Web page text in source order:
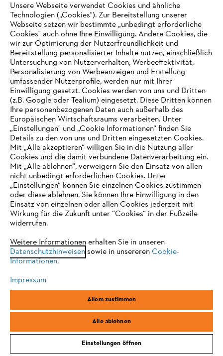
Zahlungsmöglichkeiten
Unternehmen
Online Shop
Service
Allgemeine Geschäftsbedingungen
Impressum Cookies Rechtliche Informationen
STIHL Vertriebszentrale AG & Co. KG, D-64807 Dieburg
IHR BROWSER WIRD NICHT
UNTERSTÜTZT
eine optimale Nutzung unserer Seite empfehlen wir Ihnen, zu
einem der folgenden Browser zu wechseln:
Firefox Chrome
Unsere Webseite verwendet Cookies und ähnliche
Technologien („Cookies“). Zur Bereitstellung unserer
Webseite setzen wir bestimmte „unbedingt erforderliche
Cookies" auch ohne Ihre Einwilligung. Andere Cookies, die
wir zur Optimierung der Nutzerfreundlichkeit und
Bereitstellung personalisierter Inhalte nutzen, einschließlich
Untersuchung von Nutzerverhalten, Werbeeffektivität,
Personalisierung von Werbeanzeigen und Erstellung
umfassender Nutzerprofile, werden nur mit Ihrer
Einwilligung gesetzt. Cookies werden von uns und Dritten
(z.B. Google oder Tealium) eingesetzt. Diese Dritten können
Ihre personenbezogenen Daten auch außerhalb des
Europäischen Wirtschaftsraums verarbeiten. Unter
„Einstellungen" und „Cookie Informationen“ finden Sie
Details zu den von uns und Dritten eingesetzten Cookies.
Mit „Alle akzeptieren“ willigen Sie in die Nutzung aller
Cookies und die damit verbundene Datenverarbeitung ein.
Mit „Alle ablehnen“, verweigern Sie den Einsatz von allen
nicht unbedingt erforderlichen Cookies. Unter
„Einstellungen“ können Sie einzelnen Cookies zustimmen
oder diese ablehnen. Sie können Ihre Einwilligung in den
Einsatz von einzelnen oder allen Cookies jederzeit mit
Wirkung für die Zukunft unter “Cookies“ in der Fußzeile
widerrufen.
Weitere Informationen erhalten Sie in unseren
Datenschutzhinweisensowie in unsereren Cookie-
Informationen.
Impressum
Allem zustimmen
Alle ablehnen
Einstellungen öffnen